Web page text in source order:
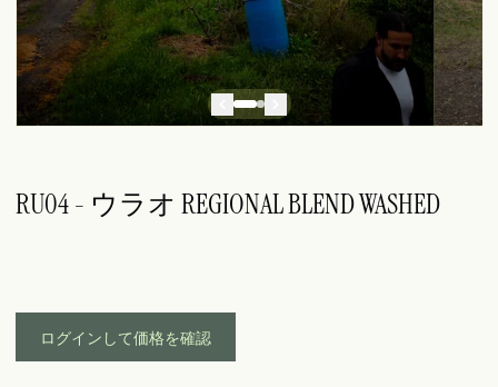
RU04 - ウラオ REGIONAL BLEND WASHED
ログインして価格を確認